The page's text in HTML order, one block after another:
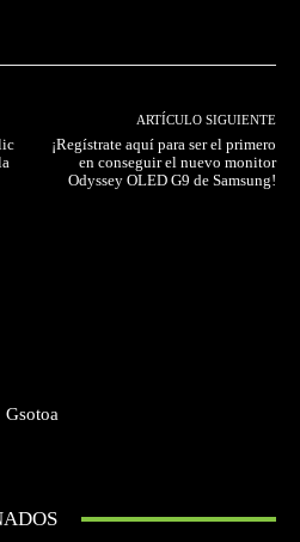
ARTÍCULO SIGUIENTE
¡Regístrate aquí para ser el primero
en conseguir el nuevo monitor
Odyssey OLED G9 de Samsung!
Gsotoa